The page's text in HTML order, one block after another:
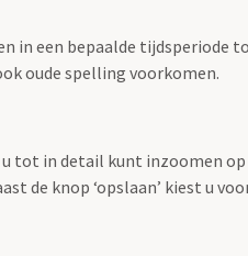
in een bepaalde
oude spelling voorkomen.
tot in detail kunt inzoomen
knop ‘opslaan’ kiest u